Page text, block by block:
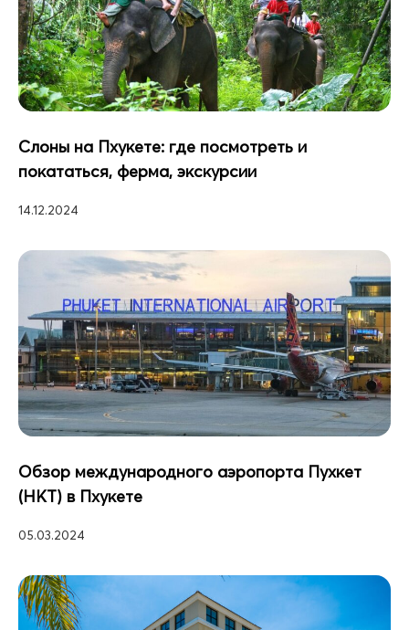
Слоны на Пхукете: где посмотреть и
покататься, ферма, экскурсии
14.12.2024
Обзор международного аэропорта Пухкет
(HKT) в Пхукете
05.03.2024